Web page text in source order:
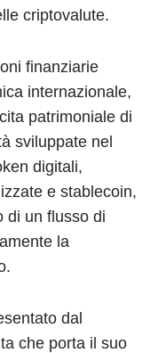
criptovalute.
finanziarie
internazionale,
patrimoniale di
sviluppate nel
digitali,
e stablecoin,
di un flusso di
la
dal
che porta il suo